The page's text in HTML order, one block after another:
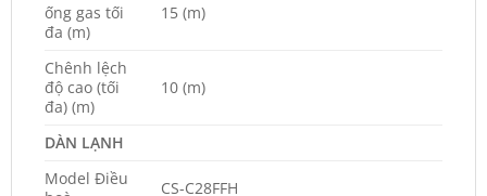
ống gas tối
đa (m)
15 (m)
Chênh lệch
độ cao (tối
đa) (m)
10 (m)
DÀN LẠNH
Model Điều
CS-C28FFH